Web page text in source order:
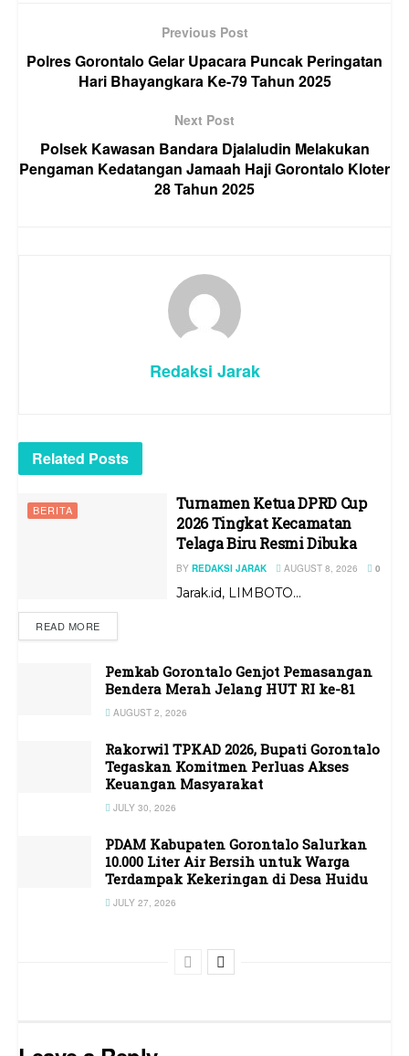
Previous Post
Polres Gorontalo Gelar Upacara Puncak Peringatan
Hari Bhayangkara Ke-79 Tahun 2025
Next Post
Polsek Kawasan Bandara Djalaludin Melakukan
Pengaman Kedatangan Jamaah Haji Gorontalo Kloter
28 Tahun 2025
Redaksi Jarak
Related Posts
BERITA
Turnamen Ketua DPRD Cup
2026 Tingkat Kecamatan
Telaga Biru Resmi Dibuka
BY REDAKSI JARAK AUGUST 8, 2026 0
Jarak.id, LIMBOTO...
READ MORE
Pemkab Gorontalo Genjot Pemasangan
Bendera Merah Jelang HUT RI ke-81
AUGUST 2, 2026
Rakorwil TPKAD 2026, Bupati Gorontalo
Tegaskan Komitmen Perluas Akses
Keuangan Masyarakat
JULY 30, 2026
PDAM Kabupaten Gorontalo Salurkan
10.000 Liter Air Bersih untuk Warga
Terdampak Kekeringan di Desa Huidu
JULY 27, 2026